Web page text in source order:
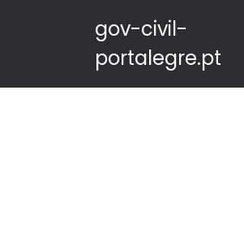
gov-civil-
portalegre.pt